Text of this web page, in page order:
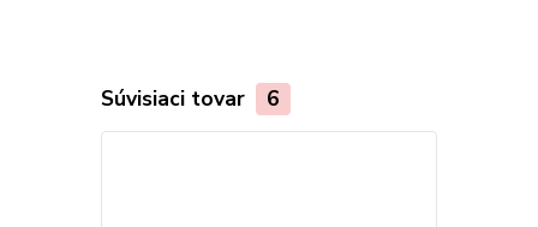
Súvisiaci tovar 6